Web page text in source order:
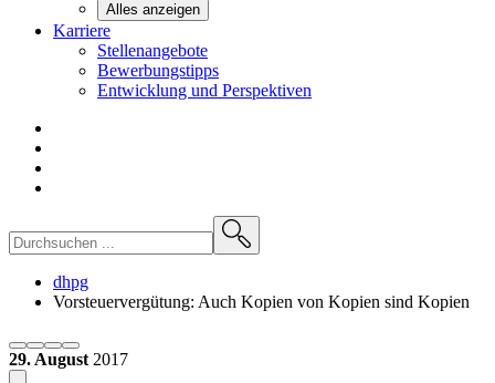
Alles anzeigen
Karriere
Stellenangebote
Bewerbungstipps
Entwicklung und Perspektiven
dhpg
Vorsteuervergütung: Auch Kopien von Kopien sind Kopien
29. August 2017